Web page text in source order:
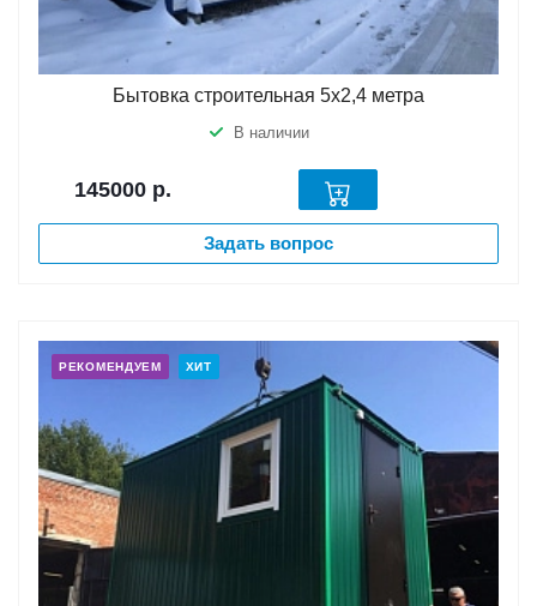
Бытовка строительная 5х2,4 метра
В наличии
145000 р.
Задать вопрос
РЕКОМЕНДУЕМ ХИТ